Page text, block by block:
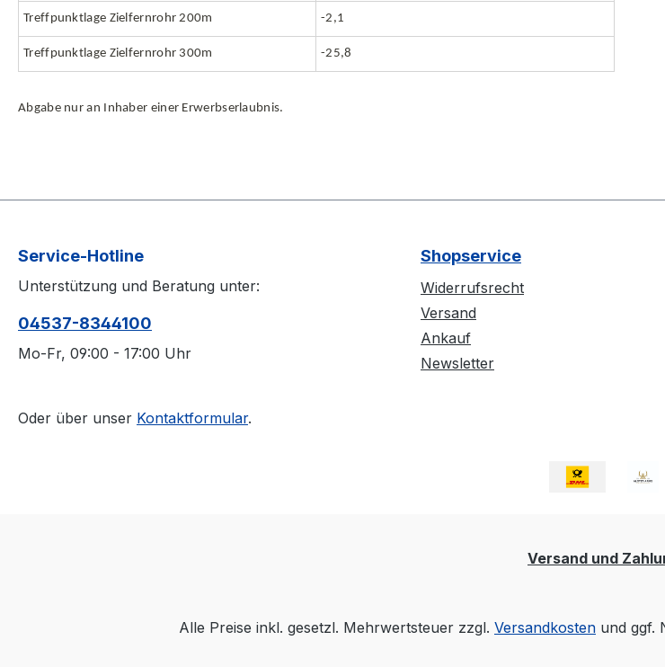
Treffpunktlage Zielfernrohr 200m -2,1
Treffpunktlage Zielfernrohr 300m -25,8
Abgabe nur an Inhaber einer Erwerbserlaubnis.
Service-Hotline
Unterstützung und Beratung unter:
04537-8344100
Mo-Fr, 09:00 - 17:00 Uhr
Oder über unser Kontaktformular.
Shopservice
Widerrufsrecht
Versand
Ankauf
Newsletter
Versand und
Alle Preise inkl. gesetzl. Mehrwertsteuer zzgl. Versandkosten und ggf.